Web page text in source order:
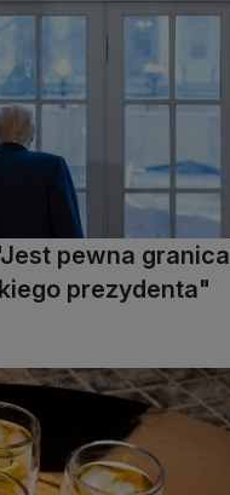
pewna granica
prezydenta"